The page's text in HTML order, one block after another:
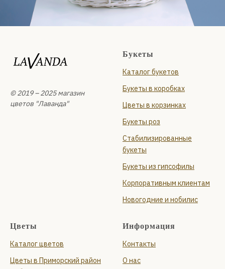
© 2019 – 2025 магазин
цветов "Лаванда"
Букеты
Каталог букетов
Букеты в коробках
Цветы в корзинках
Букеты роз
Стабилизированные
букеты
Букеты из гипсофилы
Корпоративным клиентам
Новогодние и нобилис
Цветы
Каталог цветов
Цветы в Приморский район
Информация
Контакты
О нас